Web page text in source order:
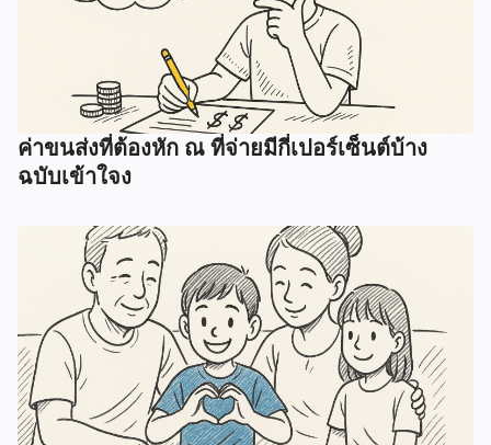
ค่าขนส่งที่ต้องหัก ณ ที่จ่ายมีกี่เปอร์เซ็นต์บ้าง
ฉบับเข้าใจง